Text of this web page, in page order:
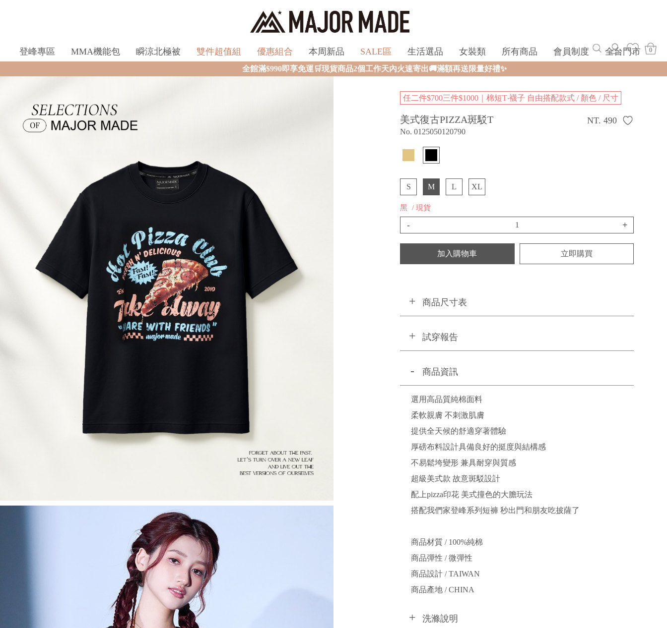
登峰專區 MMA機能包 瞬涼北極被 雙件超值組 優惠組合 本周新品 SALE區 生活選品 女裝類 所有商品 會員制度 全台門市 0
全館滿$990即享免運🛒現貨商品2個工作天內火速寄出🚚滿額再送限量好禮✨
任二件$700三件$1000｜棉短T‧襪子 自由搭配款式 / 顏色 / 尺寸
美式復古PIZZA斑駁T
No. 0125050120790
NT. 490
S M L XL
黑 / 現貨
- +
加入購物車 立即購買
商品尺寸表
試穿報告
商品資訊
選用高品質純棉面料
柔軟親膚 不刺激肌膚
提供全天候的舒適穿著體驗
厚磅布料設計具備良好的挺度與結構感
不易鬆垮變形 兼具耐穿與質感
超級美式款 故意斑駁設計
配上pizza印花 美式撞色的大膽玩法
搭配我們家登峰系列短褲 秒出門和朋友吃披薩了
商品材質 / 100%純棉
商品彈性 / 微彈性
商品設計 / TAIWAN
商品產地 / CHINA
洗滌說明